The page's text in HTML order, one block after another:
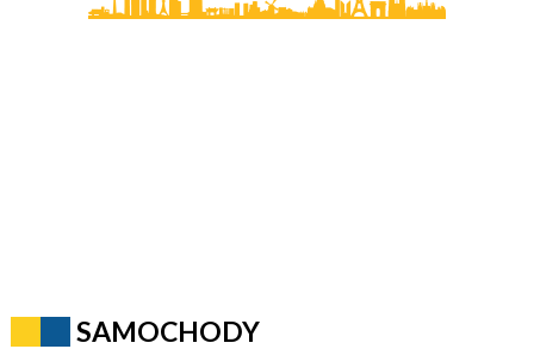
SAMOCHODY